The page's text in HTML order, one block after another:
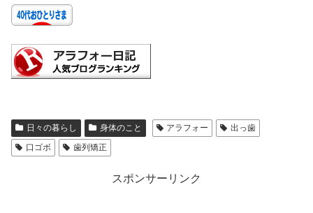
日々の暮らし 身体のこと アラフォー
出っ歯
口ゴボ
歯列矯正
スポンサーリンク